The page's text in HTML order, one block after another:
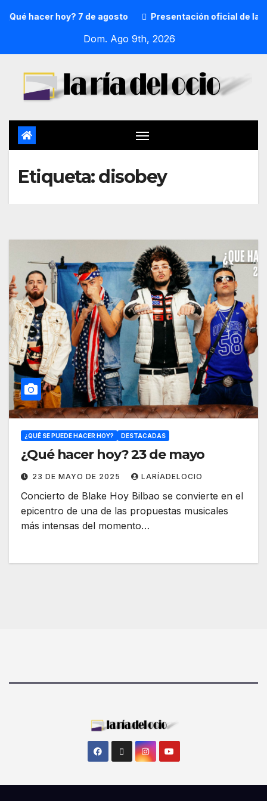
hacer hoy? 7 de agosto Presentación oficial de la
Dom. Ago 9th, 2026
Etiqueta:disobey
¿QUÉ SE PUEDE HACER HOY? DESTACADAS
¿Qué hacer hoy? 23 de mayo
23 DE MAYO DE 2025 LARÍADELOCIO
Concierto de Blake Hoy Bilbao se convierte en el
epicentro de una de las propuestas musicales
más intensas del momento…